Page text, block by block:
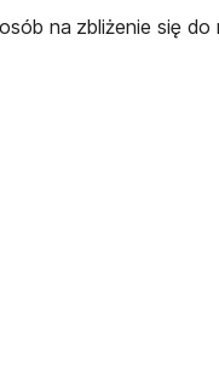
na zbliżenie się do